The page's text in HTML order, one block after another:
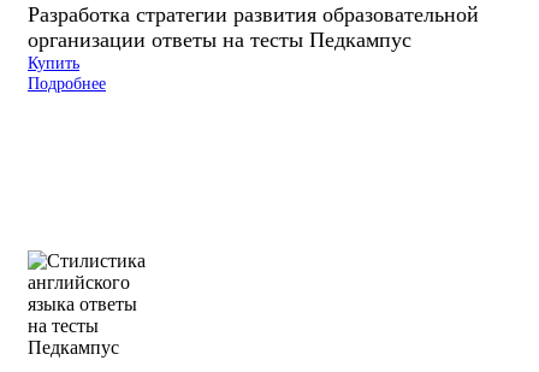
Разработка стратегии развития образовательной
организации ответы на тесты Педкампус
Купить
Подробнее